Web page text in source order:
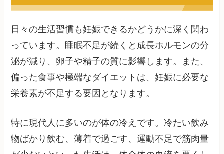
日々の生活習慣も妊娠できるかどうかに深く関わ
っています。睡眠不足が続くと成長ホルモンの分
泌が減り、卵子や精子の質に影響します。また、
偏った食事や極端なダイエットは、妊娠に必要な
栄養素が不足する要因となります。
特に現代人に多いのが体の冷えです。冷たい飲み
物ばかり飲む、薄着で過ごす、運動不足で筋肉量